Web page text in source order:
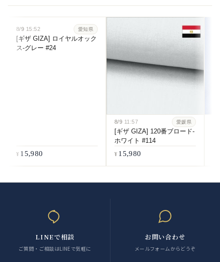
8/9 15:52 愛知県
[ギザ GIZA] ロイヤルオック
ス-グレー #24
15,980
8/9 11:57 愛媛県
[ギザ GIZA] 120番ブロード-
ホワイト #114
15,980
LINEで相談
ご質問・ご相談はLINEで気軽に
お問い合わせ
メールフォームからどうぞ